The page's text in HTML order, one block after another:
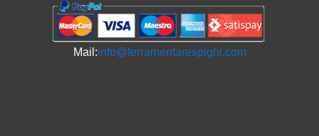
Mail:info@ferramentarespighi.com